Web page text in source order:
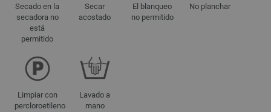
Secado en la
secadora no
está
permitido
Secar
acostado
El blanqueo
no permitido
No planchar
Limpiar con
percloroetileno
Lavado a
mano